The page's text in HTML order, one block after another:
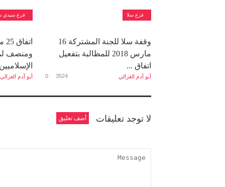
فرع سلا
وقفة سلا للجنة المشتركة 16
مارس 2018 للمطالبة بتفعيل
اتفاق ...
أبو آدم الغزالي 3524
0
فرع سيدي
ومنصف
الإسلاميين
أبو آدم الغزالي
لا توجد تعليقات أضف تعليق